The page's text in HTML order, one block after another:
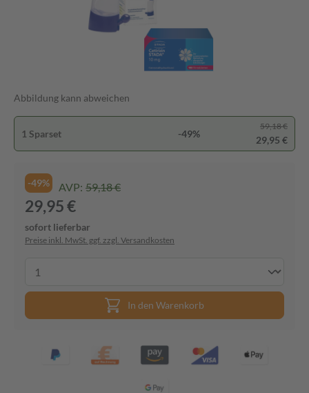
Abbildung kann abweichen
1 Sparset -49%
59,18 €
29,95 €
-49% AVP: 59,18 €
29,95 €
sofort lieferbar
Preise inkl. MwSt. ggf. zzgl. Versandkosten
In den Warenkorb